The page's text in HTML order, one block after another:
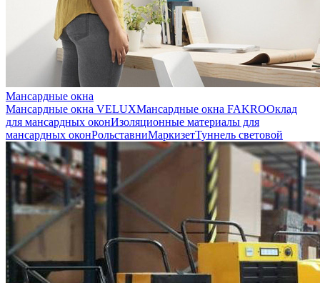
Мансардные окна
Мансардные окна VELUXМансардные окна FAKROОклад
для мансардных оконИзоляционные материалы для
мансардных оконРольставниМаркизетТуннель световой